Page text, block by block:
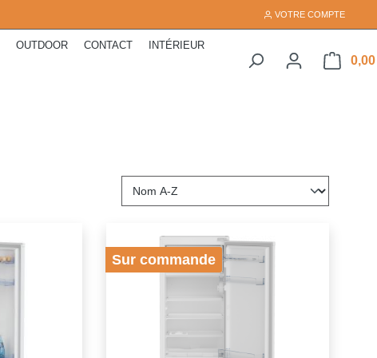
VOTRE COMPTE
OUTDOOR CONTACT INTÉRIEUR
Sur commande